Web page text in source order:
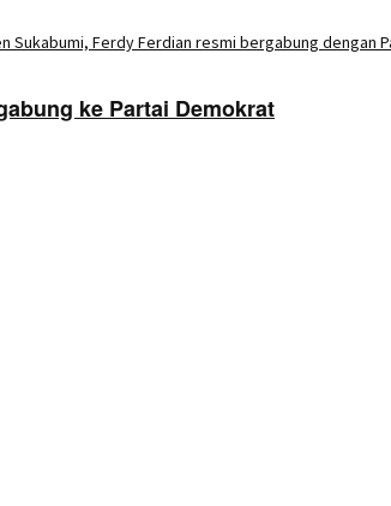
ke Partai Demokrat